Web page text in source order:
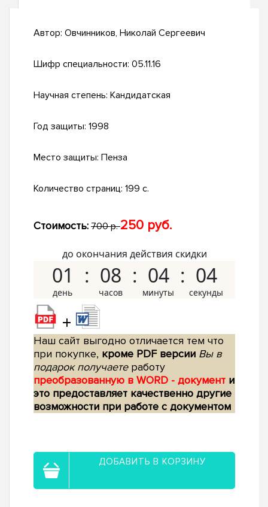
Автор: Овчинников, Николай Сергеевич
Шифр специальности: 05.11.16
Научная степень: Кандидатская
Год защиты: 1998
Место защиты: Пенза
Количество страниц: 199 с.
Стоимость: 700 р.250 руб.
до окончания действия скидки
01 08 04 03
+
Наш сайт выгодно отличается тем что
при покупке, кроме PDF версии Вы в
подарок получаетеработу
преобразованную в WORD - документ и
это предоставляет качественно другие
возможности при работе с документом
ДОБАВИТЬ В КОРЗИНУ